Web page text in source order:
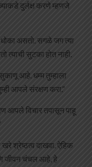
दुर्लक्ष करणे म्हणजे
धोका असतो. सगळे जग त्या
त्याची सुटका होत नाही.
आहे. धम्म तुम्हाला
आपले संरक्षण करा.”
आपले विचार तपासून पाहू
श्रेष्ठत्व दाखवा. ऐहिक
जीवन चंचल आहे, हे